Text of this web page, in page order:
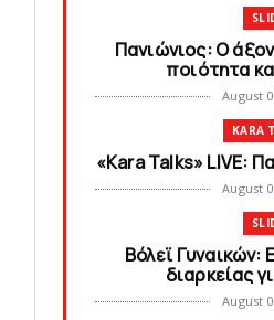
Πανιώνιος: O
ποιότητα
August
KARA
«Kara Talks» LIVE:
August
Bόλεϊ Γυναικών:
διαρκείας
August